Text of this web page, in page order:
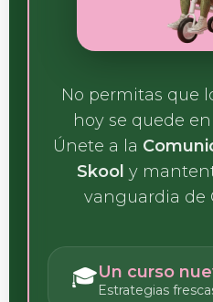
No permitas que
hoy se quede
Únete a la
Skool y
vanguardia de
🎓Un curso
Estrategias